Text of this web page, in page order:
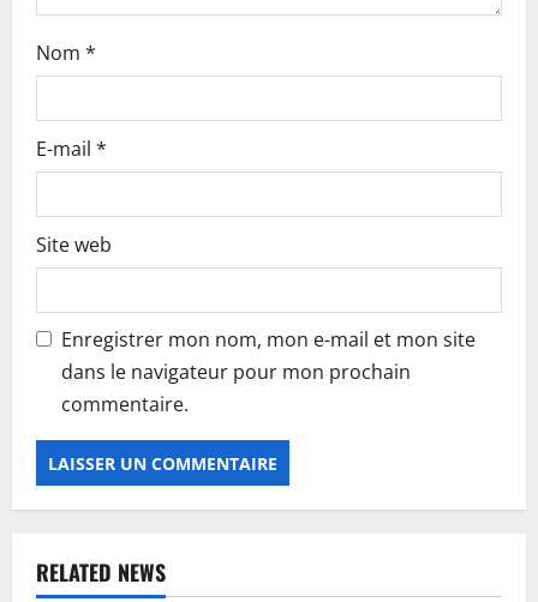
Nom *
E-mail *
Site web
Enregistrer mon nom, mon e-mail et mon site
dans le navigateur pour mon prochain
commentaire.
RELATED NEWS